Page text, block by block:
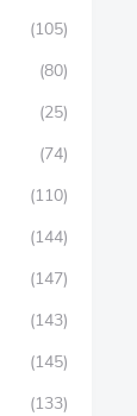
(105)
(80)
(25)
(74)
(110)
(144)
(147)
(143)
(145)
(133)